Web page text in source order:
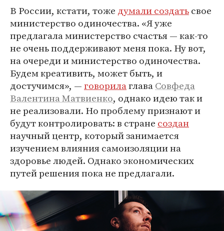
В России, кстати, тоже думали создатьсвое
министерство одиночества. «Я уже
предлагала министерство счастья — как-то
не очень поддерживают меня пока. Ну вот,
на очереди и министерство одиночества.
Будем креативить, может быть, и
достучимся», —говорилаглаваСовфеда
Валентина Матвиенко, однако идею так и
не реализовали. Но проблему признают и
будут контролировать: в стране создан
научный центр, который занимается
изучением влияния самоизоляции на
здоровье людей. Однако экономических
путей решения пока не предлагали.